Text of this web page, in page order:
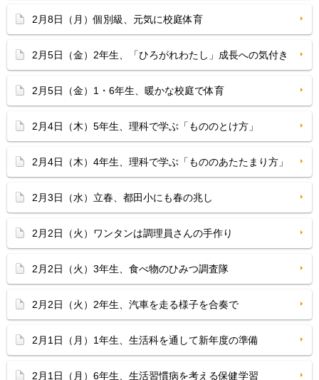
2月8日（月）個別級、元気に校庭体育
2月5日（金）2年生、「ひろがれわたし」成長への気付き
2月5日（金）1・6年生、暖かな校庭で体育
2月4日（木）5年生、理科で学ぶ「もののとけ方」
2月4日（木）4年生、理科で学ぶ「もののあたたまり方」
2月3日（水）立春、都田小にも春の兆し
2月2日（火）ワンタンは調理員さんの手作り
2月2日（火）3年生、食べ物のひみつ調査隊
2月2日（火）2年生、汽車を走る様子を合奏で
2月1日（月）1年生、生活科を通して新年度の準備
2月1日（月）6年生、生活習慣病を考える保健学習